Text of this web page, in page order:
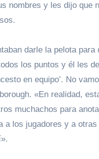
nombres y les dijo que
darle la pelota para
los puntos y él les
en equipo’. No
«En realidad,
muchachos para
a los jugadores y a otras